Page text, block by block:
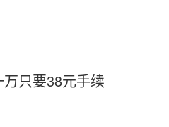
只要38元手续